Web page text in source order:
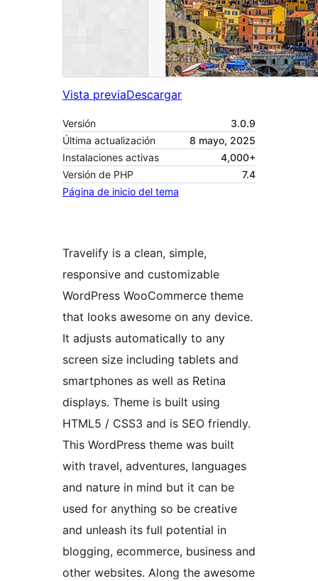
Vista previaDescargar
Versión
3.0.9
Última actualización
8 mayo, 2025
Instalaciones activas
4,000+
Versión de PHP
7.4
Página de inicio del tema
Travelify is a clean, simple,
responsive and customizable
WordPress WooCommerce theme
that looks awesome on any device.
It adjusts automatically to any
screen size including tablets and
smartphones as well as Retina
displays. Theme is built using
HTML5 / CSS3 and is SEO friendly.
This WordPress theme was built
with travel, adventures, languages
and nature in mind but it can be
used for anything so be creative
and unleash its full potential in
blogging, ecommerce, business and
other websites. Along the awesome